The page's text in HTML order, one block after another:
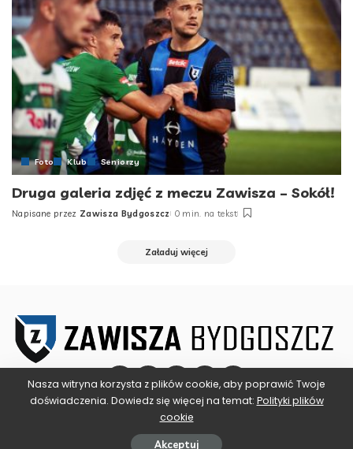
Foto Klub Seniorzy
Druga galeria zdjęć z meczu Zawisza – Sokół!
Posted
Napisane przez Zawisza Bydgoszcz 0 min. na tekst
Załaduj więcej
©2025 ZAWISZA BYDGOSZCZ
Nasza witryna korzysta z plików cookie, aby poprawić Twoje
doświadczenia. Dowiedz się więcej na temat: Polityki plików
cookie
Akceptuj